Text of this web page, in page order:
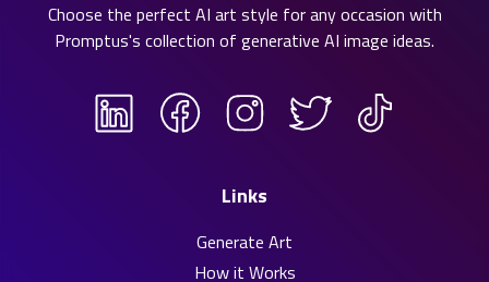
Choose the perfect AI art style for any occasion with
Promptus's collection of generative AI image ideas.
Links
Generate Art
How it Works